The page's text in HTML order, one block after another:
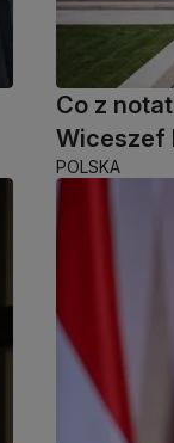
Co z
Wiceszef
POLSKA